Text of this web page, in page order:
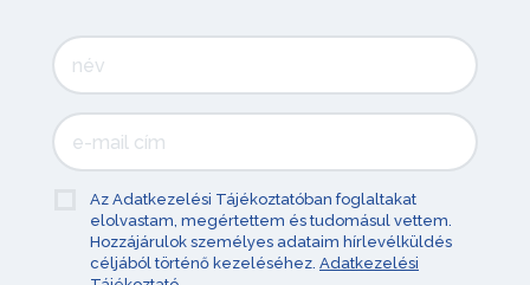
Az Adatkezelési Tájékoztatóban foglaltakat
elolvastam, megértettem és tudomásul vettem.
Hozzájárulok személyes adataim hírlevélküldés
céljából történő kezeléséhez. Adatkezelési